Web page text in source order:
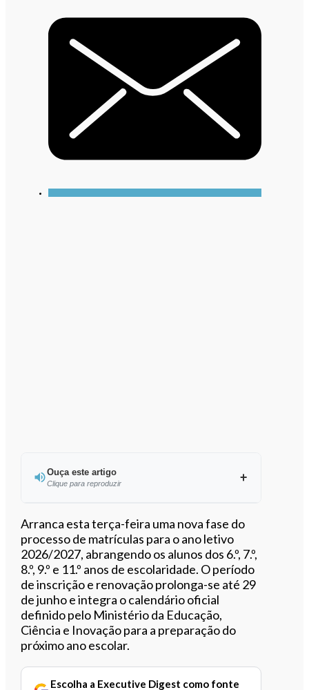
Ouça este artigo
Clique para reproduzir
0:00/4:26
Arranca esta terça-feira uma nova fase do
processo de matrículas para o ano letivo
2026/2027, abrangendo os alunos dos 6.º, 7.º,
8.º, 9.º e 11.º anos de escolaridade. O período
de inscrição e renovação prolonga-se até 29
de junho e integra o calendário oficial
definido pelo Ministério da Educação,
Ciência e Inovação para a preparação do
próximo ano escolar.
Escolha a Executive Digest como fonte